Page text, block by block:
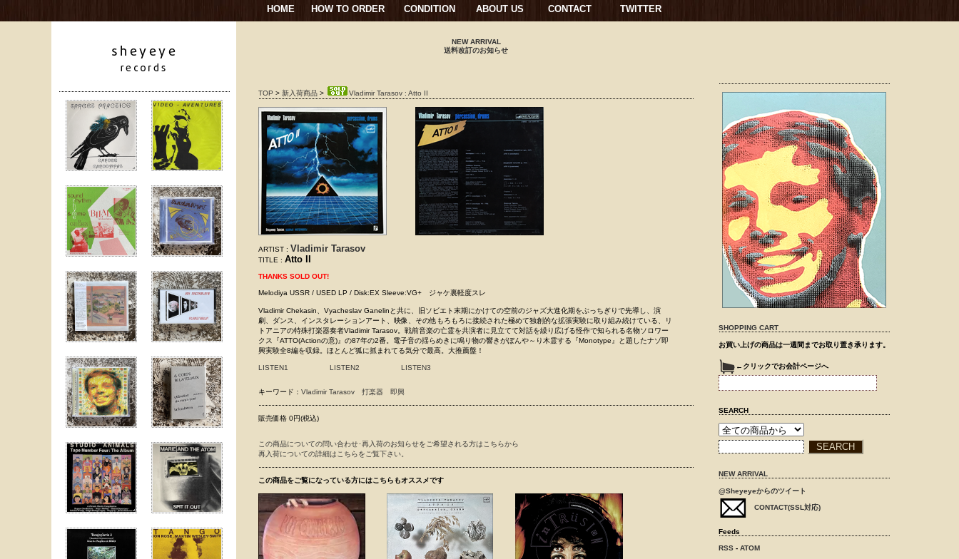
HOME HOW TO ORDER CONDITION ABOUT US CONTACT TWITTER
NEW ARRIVAL
送料改訂のお知らせ
TOP > 新入荷商品 > Vladimir Tarasov : Atto II
ARTIST : Vladimir Tarasov
TITLE : Atto II
THANKS SOLD OUT!
Melodiya USSR / USED LP / Disk:EX Sleeve:VG+ ジャケ裏軽度スレ
Vladimir Chekasin、Vyacheslav Ganelinと共に、旧ソビエト末期にかけての空前のジャズ大進化期をぶっちぎりで先導し、演
劇、ダンス、インスタレーションアート、映像、その他もろもろに接続された極めて独創的な拡張実験に取り組み続けている、リ
トアニアの特殊打楽器奏者Vladimir Tarasov。戦前音楽の亡霊を共演者に見立てて対話を繰り広げる怪作で知られる名物ソロワー
クス『ATTO(Actionの意)』の87年の2番。電子音の揺らめきに鳴り物の響きがぼんや～り木霊する『Monotype』と題したナゾ即
興実験全8編を収録。ほとんど狐に抓まれてる気分で最高。大推薦盤！
LISTEN1 LISTEN2 LISTEN3
キーワード： Vladimir Tarasov 打楽器 即興
販売価格 0円(税込)
この商品についての問い合わせ･再入荷のお知らせをご希望される方はこちらから
再入荷についての詳細はこちらをご覧下さい。
この商品をご覧になっている方にはこちらもオススメです
SHOPPING CART
お買い上げの商品は一週間までお取り置き承ります。
←クリックでお会計ページへ
SEARCH
NEW ARRIVAL
@Sheyeyeからのツイート
CONTACT(SSL対応)
Feeds
RSS - ATOM